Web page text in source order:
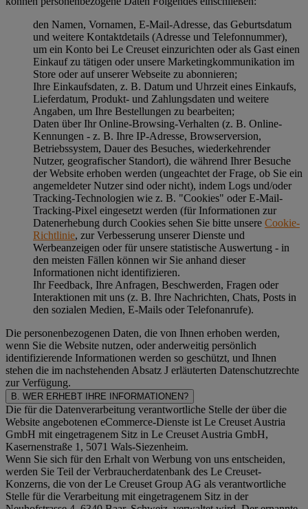
den Namen, Vornamen, E-Mail-Adresse, das Geburtsdatum
und weitere Kontaktdetails (Adresse und Telefonnummer),
um ein Konto bei Le Creuset einzurichten oder als Gast einen
Einkauf zu tätigen oder unsere Marketingkommunikation im
Store oder auf unserer Webseite zu abonnieren;
Ihre Einkaufsdaten, z. B. Datum und Uhrzeit eines Einkaufs,
Lieferdatum, Produkt- und Zahlungsdaten und weitere
Angaben, um Ihre Bestellungen zu bearbeiten;
Daten über Ihr Online-Browsing-Verhalten (z. B. Online-
Kennungen - z. B. Ihre IP-Adresse, Browserversion,
Betriebssystem, Dauer des Besuches, wiederkehrender
Nutzer, geografischer Standort), die während Ihrer Besuche
der Website erhoben werden (ungeachtet der Frage, ob Sie ein
angemeldeter Nutzer sind oder nicht), indem Logs und/oder
Tracking-Technologien wie z. B. "Cookies" oder E-Mail-
Tracking-Pixel eingesetzt werden (für Informationen zur
Datenerhebung durch Cookies sehen Sie bitte unsere Cookie-
Richtlinie, zur Verbesserung unserer Dienste und
Werbeanzeigen oder für unsere statistische Auswertung - in
den meisten Fällen können wir Sie anhand dieser
Informationen nicht identifizieren.
Ihr Feedback, Ihre Anfragen, Beschwerden, Fragen oder
Interaktionen mit uns (z. B. Ihre Nachrichten, Chats, Posts in
den sozialen Medien, E-Mails oder Telefonanrufe).
Die personenbezogenen Daten, die von Ihnen erhoben werden,
wenn Sie die Website nutzen, oder anderweitig persönlich
identifizierende Informationen werden so geschützt, und Ihnen
stehen die im nachstehenden Absatz J erläuterten Datenschutzrechte
zur Verfügung.
B. WER ERHEBT IHRE INFORMATIONEN?
Die für die Datenverarbeitung verantwortliche Stelle der über die
Website angebotenen eCommerce-Dienste ist Le Creuset Austria
GmbH mit eingetragenem Sitz in Le Creuset Austria GmbH,
Kasernenstraße 1, 5071 Wals-Siezenheim.
Wenn Sie sich für den Erhalt von Werbung von uns entscheiden,
werden Sie Teil der Verbraucherdatenbank des Le Creuset-
Konzerns, die von der Le Creuset Group AG als verantwortliche
Stelle für die Verarbeitung mit eingetragenem Sitz in der